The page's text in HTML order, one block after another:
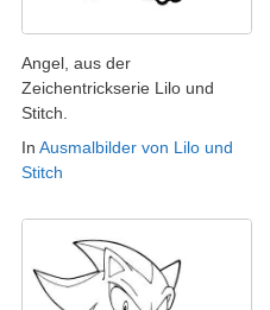
Angel, aus der
Zeichentrickserie Lilo und
Stitch.
In Ausmalbilder von Lilo und
Stitch